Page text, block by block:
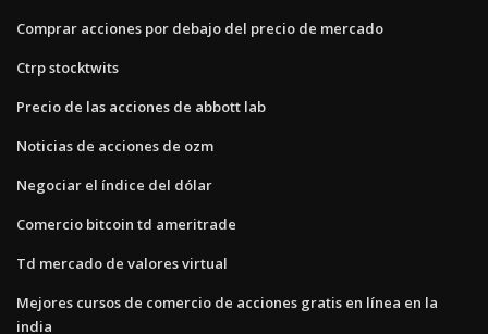
Comprar acciones por debajo del precio de mercado
Ctrp stocktwits
Precio de las acciones de abbott lab
Noticias de acciones de ozm
Negociar el índice del dólar
Comercio bitcoin td ameritrade
Td mercado de valores virtual
Mejores cursos de comercio de acciones gratis en línea en la
india